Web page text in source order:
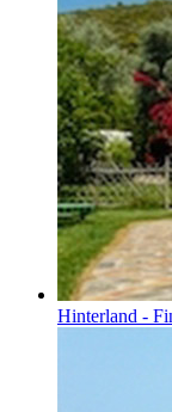
Hinterland -